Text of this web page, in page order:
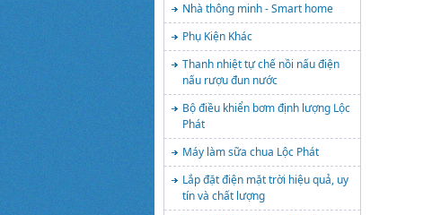
Nhà thông minh - Smart home
Phụ Kiện Khác
Thanh nhiệt tự chế nồi nấu điện
nấu rượu đun nước
Bộ điều khiển bơm định lượng Lộc
Phát
Máy làm sữa chua Lộc Phát
Lắp đặt điện mặt trời hiệu quả, uy
tín và chất lượng